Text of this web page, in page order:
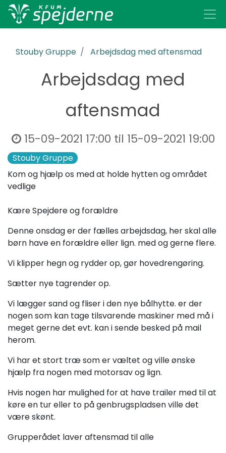
Stouby Gruppe Arbejdsdag med aftensmad
Arbejdsdag med
aftensmad
15-09-2021 17:00 til 15-09-2021 19:00
Stouby Gruppe
Kom og hjælp os med at holde hytten og området
vedlige
Kære Spejdere og forældre
Denne onsdag er der fælles arbejdsdag, her skal alle
børn have en forældre eller lign. med og gerne flere.
Vi klipper hegn og rydder op, gør hovedrengøring.
Sætter nye tagrender op.
Vi lægger sand og fliser i den nye bålhytte. er der
nogen som kan tage tilsvarende maskiner med må i
meget gerne det evt. kan i sende besked på mail
herom.
Vi har et stort træ som er væltet og ville ønske
hjælp fra nogen med motorsav og lign.
Hvis nogen har mulighed for at have trailer med til at
køre en tur eller to på genbrugspladsen ville det
være skønt.
Grupperådet laver aftensmad til alle